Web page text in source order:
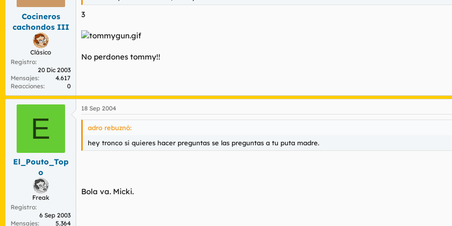
Cocineros
cachondos III
Clásico
Registro
20 Dic 2003
Mensajes
4.617
Reacciones
0
3
No perdones tommy!!
E
El_Pouto_Top
o
Freak
Registro
6 Sep 2003
Mensajes
5.364
18 Sep 2004
adro rebuznó:
hey tronco si quieres hacer preguntas se las preguntas a tu puta madre.
Bola va. Micki.